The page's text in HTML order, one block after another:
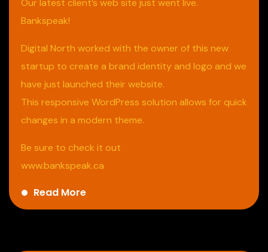
Our latest client’s web site just went live.
Bankspeak!
Digital North worked with the owner of this new
startup to create a brand identity and logo and we
have just launched their website.
This responsive WordPress solution allows for quick
changes in a modern theme.
Be sure to check it out
www.bankspeak.ca
Read More